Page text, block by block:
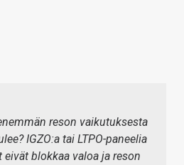
reson vaikutuksesta
IGZO:a tai LTPO-paneelia
blokkaa valoa ja reson